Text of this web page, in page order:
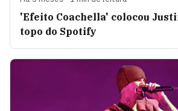
'Efeito Coachella' colocou
topo do Spotify